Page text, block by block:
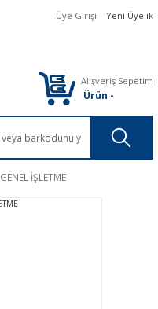
Üye Girişi Yeni Üyelik
Alışveriş Sepetim
Ürün -
GENEL İŞLETME